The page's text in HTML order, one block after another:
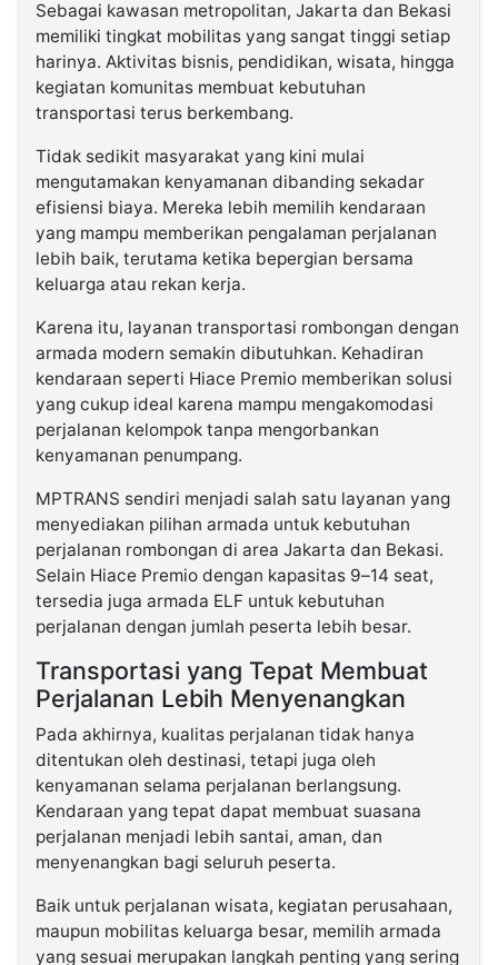
Sebagai kawasan metropolitan, Jakarta dan Bekasi
memiliki tingkat mobilitas yang sangat tinggi setiap
harinya. Aktivitas bisnis, pendidikan, wisata, hingga
kegiatan komunitas membuat kebutuhan
transportasi terus berkembang.
Tidak sedikit masyarakat yang kini mulai
mengutamakan kenyamanan dibanding sekadar
efisiensi biaya. Mereka lebih memilih kendaraan
yang mampu memberikan pengalaman perjalanan
lebih baik, terutama ketika bepergian bersama
keluarga atau rekan kerja.
Karena itu, layanan transportasi rombongan dengan
armada modern semakin dibutuhkan. Kehadiran
kendaraan seperti Hiace Premio memberikan solusi
yang cukup ideal karena mampu mengakomodasi
perjalanan kelompok tanpa mengorbankan
kenyamanan penumpang.
MPTRANS sendiri menjadi salah satu layanan yang
menyediakan pilihan armada untuk kebutuhan
perjalanan rombongan di area Jakarta dan Bekasi.
Selain Hiace Premio dengan kapasitas 9–14 seat,
tersedia juga armada ELF untuk kebutuhan
perjalanan dengan jumlah peserta lebih besar.
Transportasi yang Tepat Membuat
Perjalanan Lebih Menyenangkan
Pada akhirnya, kualitas perjalanan tidak hanya
ditentukan oleh destinasi, tetapi juga oleh
kenyamanan selama perjalanan berlangsung.
Kendaraan yang tepat dapat membuat suasana
perjalanan menjadi lebih santai, aman, dan
menyenangkan bagi seluruh peserta.
Baik untuk perjalanan wisata, kegiatan perusahaan,
maupun mobilitas keluarga besar, memilih armada
yang sesuai merupakan langkah penting yang sering